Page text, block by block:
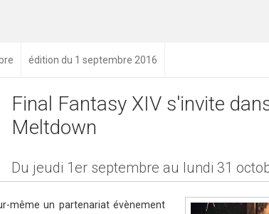
édition du 1 septembre 2016
Final Fantasy XIV s'invite
Meltdown
Du jeudi 1er septembre au lundi 31
même un partenariat évènement